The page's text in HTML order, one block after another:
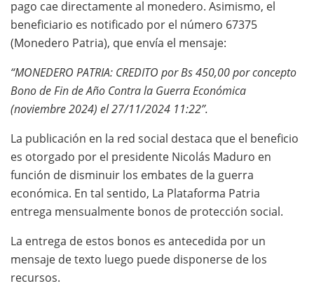
pago cae directamente al monedero. Asimismo, el
beneficiario es notificado por el número 67375
(Monedero Patria), que envía el mensaje:
“MONEDERO PATRIA: CREDITO por Bs 450,00 por concepto
Bono de Fin de Año Contra la Guerra Económica
(noviembre 2024) el 27/11/2024 11:22”.
La publicación en la red social destaca que el beneficio
es otorgado por el presidente Nicolás Maduro en
función de disminuir los embates de la guerra
económica. En tal sentido, La Plataforma Patria
entrega mensualmente bonos de protección social.
La entrega de estos bonos es antecedida por un
mensaje de texto luego puede disponerse de los
recursos.